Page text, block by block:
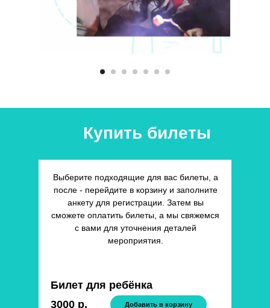
Купить билеты
Выберите подходящие для вас билеты, а
после - перейдите в корзину и заполните
анкету для регистрации. Затем вы
сможете оплатить билеты, а мы свяжемся
с вами для уточнения деталей
мероприятия.
Билет для ребёнка
3000 р.
Добавить в корзину